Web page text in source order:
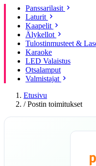
Panssarilasit
Laturit
Kaapelit
Älykellot
Tulostinmusteet &
Karaoke
LED Valaistus
Otsalamput
Valmistajat
Etusivu
/ Postin toimitukset